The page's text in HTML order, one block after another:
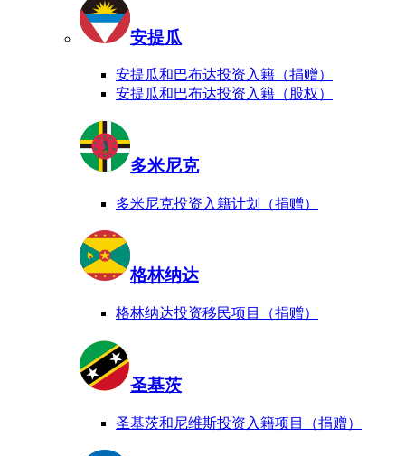
安提瓜
安提瓜和巴布达投资入籍（捐赠）
安提瓜和巴布达投资入籍（股权）
多米尼克
多米尼克投资入籍计划（捐赠）
格林纳达
格林纳达投资移民项目（捐赠）
圣基茨
圣基茨和尼维斯投资入籍项目（捐赠）